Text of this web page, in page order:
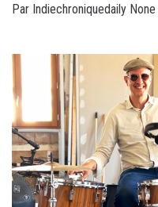
Par Indiechroniquedaily None